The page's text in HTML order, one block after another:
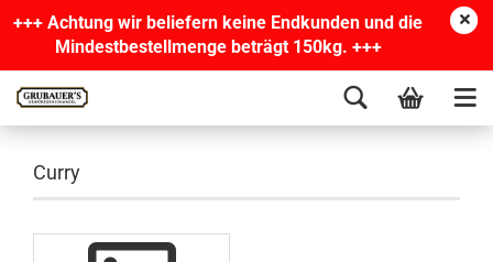
+++ Achtung wir beliefern keine Endkunden und die
Mindestbestellmenge beträgt 150kg. +++
Curry